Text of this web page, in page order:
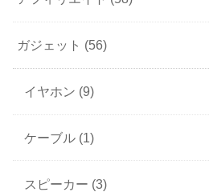
ガジェット (56)
イヤホン (9)
ケーブル (1)
スピーカー (3)